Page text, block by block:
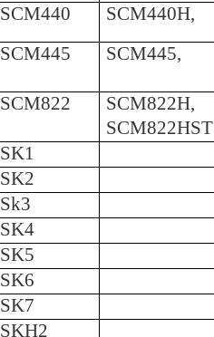
SCM440 SCM440H,
SCM445
SCM445,
SCM822
SCM822H,
SCM822HST
SK1
SK2
Sk3
SK4
SK5
SK6
SK7
SKH2